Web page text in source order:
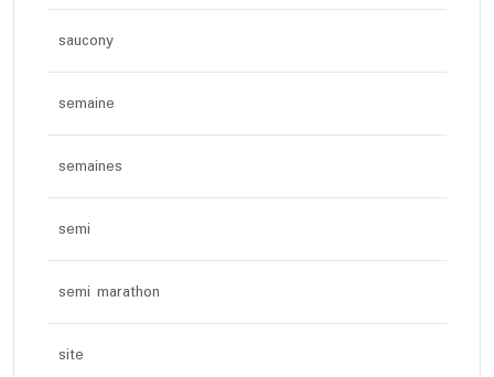
saucony
semaine
semaines
semi
semi marathon
site